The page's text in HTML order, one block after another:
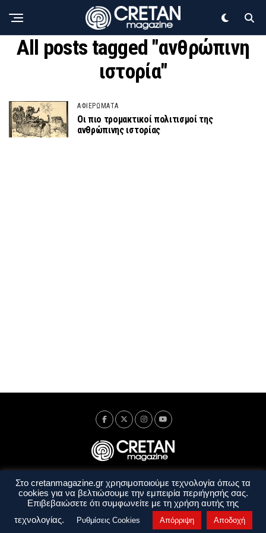
All posts tagged "ανθρώπινη
ιστορία"
ΑΦΙΕΡΩΜΑΤΑ
Οι πιο τρομακτικοί πολιτισμοί της
ανθρώπινης ιστορίας
Ταυτότητα Πολιτική Απορρήτου
Όροι Χρήσης
Όροι και Προϋποθέσεις
Στο cretanmagazine.gr χρησιμοποιούμε τεχνολογία όπως τα
cookies για να βελτιώσουμε την εμπειρία περιήγησής σας.
Επιβεβαιώσετε ότι συμφωνείτε με τη χρήση αυτής της
τεχνολογίας.
Ρυθμίσεις Cookies Απόρριψη Αποδοχή